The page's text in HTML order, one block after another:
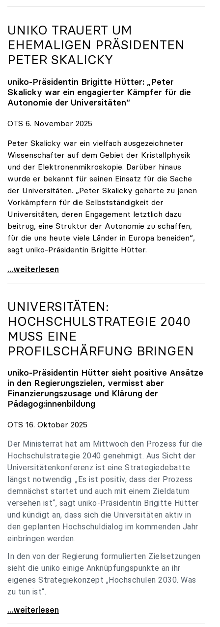
UNIKO TRAUERT UM
EHEMALIGEN PRÄSIDENTEN
PETER SKALICKY
uniko-Präsidentin Brigitte Hütter: „Peter
Skalicky war ein engagierter Kämpfer für die
Autonomie der Universitäten“
OTS 6. November 2025
Peter Skalicky war ein vielfach ausgezeichneter
Wissenschafter auf dem Gebiet der Kristallphysik
und der Elektronenmikroskopie. Darüber hinaus
wurde er bekannt für seinen Einsatz für die Sache
der Universitäten. „Peter Skalicky gehörte zu jenen
Vorkämpfern für die Selbstständigkeit der
Universitäten, deren Engagement letztlich dazu
beitrug, eine Struktur der Autonomie zu schaffen,
für die uns heute viele Länder in Europa beneiden“,
sagt uniko-Präsidentin Brigitte Hütter.
uniko trauert um ehemaligen Präsidenten Peter
...weiterlesen
UNIVERSITÄTEN:
HOCHSCHULSTRATEGIE 2040
MUSS EINE
PROFILSCHÄRFUNG BRINGEN
uniko-Präsidentin Hütter sieht positive Ansätze
in den Regierungszielen, vermisst aber
Finanzierungszusage und Klärung der
Pädagog:innenbildung
OTS 16. Oktober 2025
Der Ministerrat hat am Mittwoch den Prozess für die
Hochschulstrategie 2040 genehmigt. Aus Sicht der
Universitätenkonferenz ist eine Strategiedebatte
längst notwendig. „Es ist positiv, dass der Prozess
demnächst startet und auch mit einem Zieldatum
versehen ist“, sagt uniko-Präsidentin Brigitte Hütter
und kündigt an, dass sich die Universitäten aktiv in
den geplanten Hochschuldialog im kommenden Jahr
einbringen werden.
In den von der Regierung formulierten Zielsetzungen
sieht die uniko einige Anknüpfungspunkte an ihr
eigenes Strategiekonzept „Hochschulen 2030. Was
zu tun ist“.
Universitäten: Hochschulstrategie 2040 muss eine
...weiterlesen